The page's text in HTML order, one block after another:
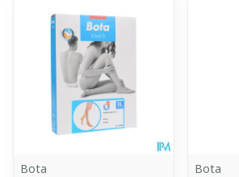
Bota
Bota